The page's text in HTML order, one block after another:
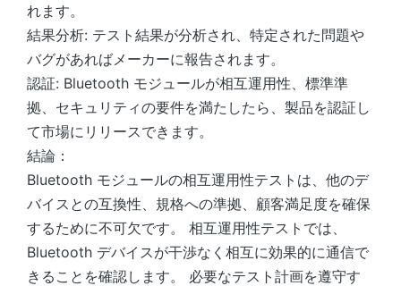
れます。
結果分析: テスト結果が分析され、特定された問題や
バグがあればメーカーに報告されます。
認証: Bluetooth モジュールが相互運用性、標準準
拠、セキュリティの要件を満たしたら、製品を認証し
て市場にリリースできます。
結論：
Bluetooth モジュールの相互運用性テストは、他のデ
バイスとの互換性、規格への準拠、顧客満足度を確保
するために不可欠です。 相互運用性テストでは、
Bluetooth デバイスが干渉なく相互に効果的に通信で
きることを確認します。 必要なテスト計画を遵守す